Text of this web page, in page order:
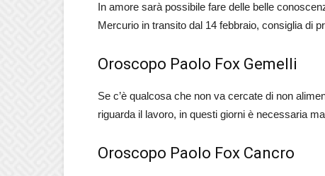
In amore sarà possibile fare delle belle
Mercurio in transito dal 14 febbraio, consiglia di
Oroscopo Paolo Fox Gemelli
Se c’è qualcosa che non va cercate di non
riguarda il lavoro, in questi giorni è necessaria
Oroscopo Paolo Fox Cancro